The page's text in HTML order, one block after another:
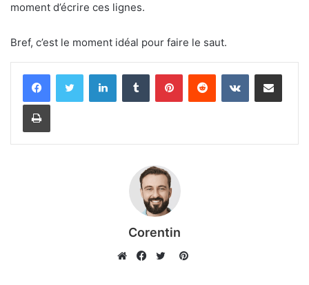
moment d’écrire ces lignes.
Bref, c’est le moment idéal pour faire le saut.
LinkedinTumblr PinterestReddit VKontaktePartager par email
Imprimer
Corentin
Pinterest